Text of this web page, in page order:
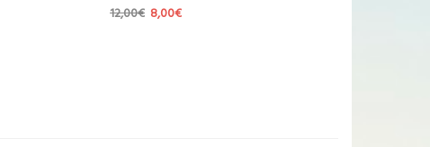
12,00€ Le
8,00€